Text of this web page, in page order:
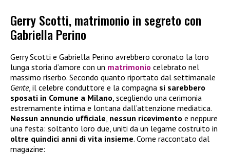
Gerry Scotti, matrimonio in segreto con
Gabriella Perino
Gerry Scotti e Gabriella Perino avrebbero coronato la loro
lunga storia d’amore con un matrimonio celebrato nel
massimo riserbo. Secondo quanto riportato dal settimanale
Gente, il celebre conduttore e la compagna si sarebbero
sposati in Comune a Milano, scegliendo una cerimonia
estremamente intima e lontana dall’attenzione mediatica.
Nessun annuncio ufficiale, nessun ricevimento e neppure
una festa: soltanto loro due, uniti da un legame costruito in
oltre quindici anni di vita insieme. Come raccontato dal
magazine: